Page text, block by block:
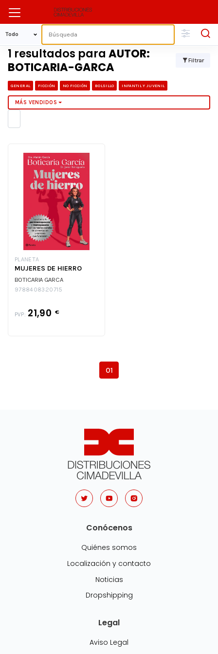
1 resultados para AUTOR:
BOTICARIA-GARCA
Filtrar
GENERAL FICCIÓN NO FICCIÓN BOLSILLO INFANTIL Y JUVENIL
MÁS VENDIDOS
PLANETA
MUJERES DE HIERRO
BOTICARIA GARCA
9788408320715
PVP: 21,90 €
01
Conócenos
Quiénes somos
Localización y contacto
Noticias
Dropshipping
Legal
Aviso Legal